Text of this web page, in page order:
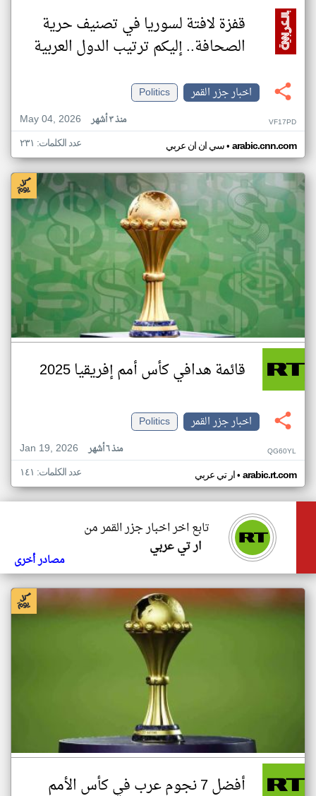
قفزة لافتة لسوريا في تصنيف حرية
الصحافة.. إليكم ترتيب الدول العربية
اخبار جزر القمر
Politics
May 04, 2026
منذ ٣ أشهر VF17PD
سي ان ان عربي• arabic.cnn.com عدد الكلمات: ٢٣١
قائمة هدافي كأس أمم إفريقيا 2025
اخبار جزر القمر
Politics
Jan 19, 2026
منذ ٦ أشهر QG60YL
ار تي عربي• arabic.rt.com عدد الكلمات: ١٤١
تابع اخر اخبار جزر القمر من
ار تي عربي
مصادر أخرى
أفضل 7 نجوم عرب في كأس الأمم